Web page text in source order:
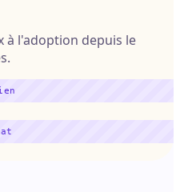
à l'adoption depuis le